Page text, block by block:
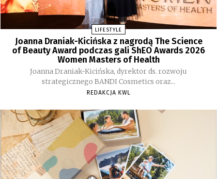
LIFESTYLE
Joanna Draniak-Kicińska z nagrodą The Science
of Beauty Award podczas gali ShEO Awards 2026
Women Masters of Health
Joanna Draniak-Kicińska, dyrektor ds. rozwoju
strategicznego BANDI Cosmetics oraz...
REDAKCJA KWL